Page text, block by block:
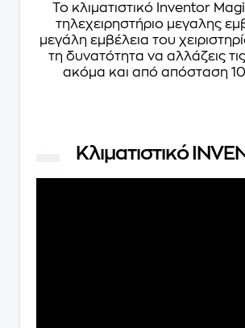
Το κλιματιστικό Inventor
τηλεχειρηστήριο μεγαλης
μεγάλη εμβέλεια του
τη δυνατότητα να αλλάζεις τις
ακόμα και από απόσταση
Κλιματιστικό